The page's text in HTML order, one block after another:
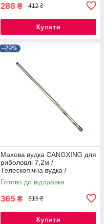
288 ₴ 412 ₴
Купити
–29%
Махова вудка CANGXING для
риболовлі 7,2м /
Телескопічна вудка /
Вудилище
Готово до відправки
365 ₴ 515 ₴
Купити